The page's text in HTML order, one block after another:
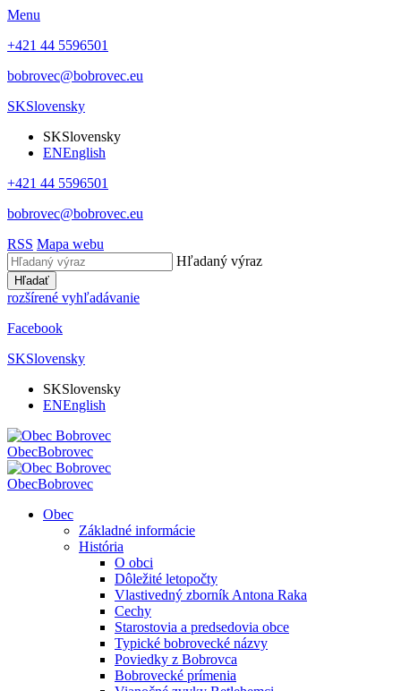
Menu
+421 44 5596501
bobrovec@bobrovec.eu
SKSlovensky
SKSlovensky
ENEnglish
+421 44 5596501
bobrovec@bobrovec.eu
RSS Mapa webu
Hľadaný výraz
Hľadať
rozšírené vyhľadávanie
Facebook
SKSlovensky
SKSlovensky
ENEnglish
ObecBobrovec
ObecBobrovec
Obec
Základné informácie
História
O obci
Dôležité letopočty
Vlastivedný zborník Antona Raka
Cechy
Starostovia a predsedovia obce
Typické bobrovecké názvy
Poviedky z Bobrovca
Bobrovecké prímenia